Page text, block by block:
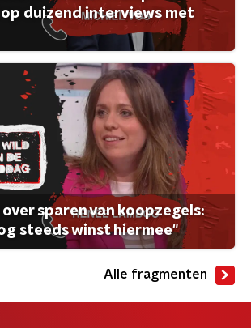
duizend interviews met
sparen van koopzegels:
steeds winst hiermee"
Alle fragmenten